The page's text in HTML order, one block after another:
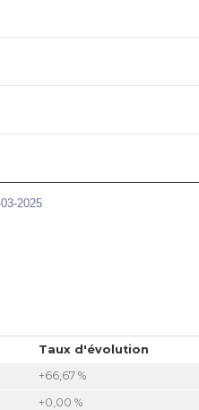
2025
Taux d'évolution
+66,67 %
+0,00 %